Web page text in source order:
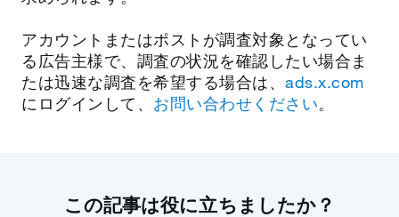
アカウントまたはポストが調査対象となってい
る広告主様で、調査の状況を確認したい場合ま
たは迅速な調査を希望する場合は、 ads.x.com
にログインして、 お問い合わせください。
この記事は役に立ちましたか？